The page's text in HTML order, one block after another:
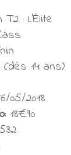
T2 : L'Élite
14 ans)
05/2018
18€90